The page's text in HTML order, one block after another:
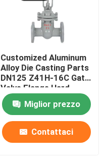
Customized Aluminum
Alloy Die Casting Parts
DN125 Z41H-16C Gate
Valve Flange Hard
Sealing Insurance
ISO/TS16949 2009
Ductile Iron
Miglior prezzo
Contattaci